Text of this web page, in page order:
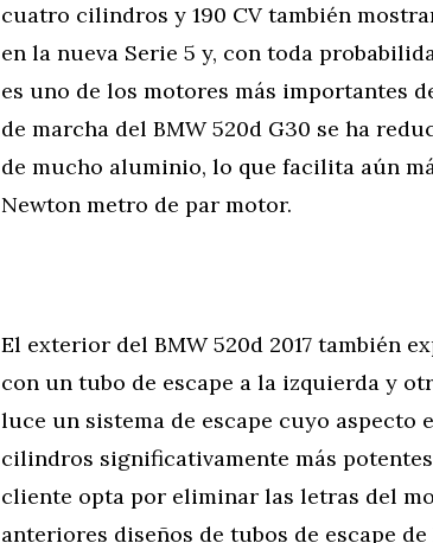
cuatro cilindros y 190 CV también
en la nueva Serie 5 y, con toda
es uno de los motores más importantes
de marcha del BMW 520d G30 se ha
de mucho aluminio, lo que facilita aún
Newton metro de par motor.
El exterior del BMW 520d 2017 también
con un tubo de escape a la izquierda y
luce un sistema de escape cuyo aspecto
cilindros significativamente más
cliente opta por eliminar las letras del
anteriores diseños de tubos de escape